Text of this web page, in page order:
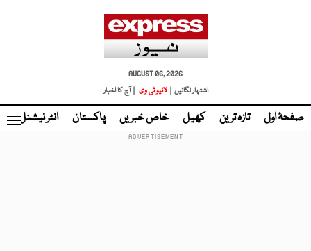
AUGUST 06, 2026
اشتہار لگائیں |
لائیو ٹی وی | آج کا اخبار
صفحۂ اول تازہ ترین کھیل خاص خبریں پاکستان انٹر نیشنل